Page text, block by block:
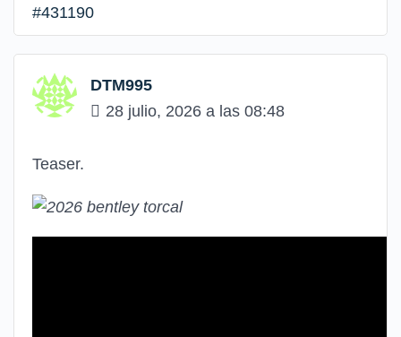
#431190
DTM995
28 julio, 2026 a las 08:48
Teaser.